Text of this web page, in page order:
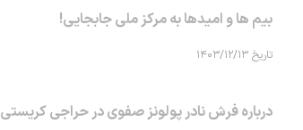
بیم ها و امیدها به مرکز ملی جابجایی!
تاریخ ۱۴۰۳/۱۲/۱۳
درباره فرش نادر پولونز صفوی در حراجی کریستی